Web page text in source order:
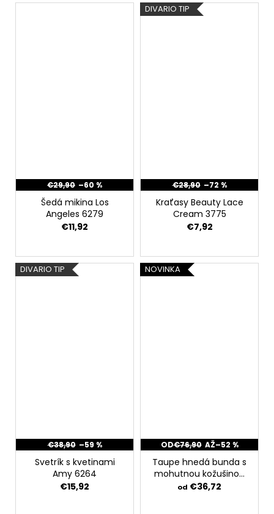
€29,90 –60 %
Šedá mikina Los
Angeles 6279
€11,92
DIVARIO TIP
€28,90 –72 %
Kraťasy Beauty Lace
Cream 3775
€7,92
DIVARIO TIP
€38,90 –59 %
Svetrík s kvetinami
Amy 6264
€15,92
NOVINKA
OD€76,90 AŽ–52 %
Taupe hnedá bunda s
mohutnou kožušinou
4639
od €36,72